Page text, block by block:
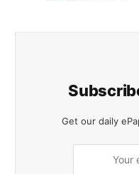
Get our daily